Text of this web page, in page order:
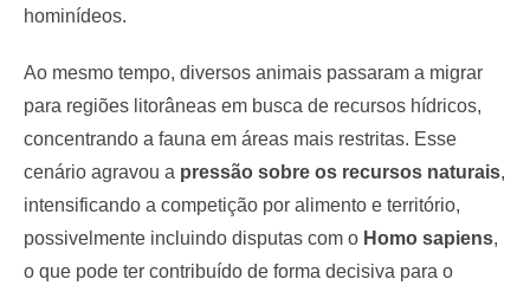
hominídeos.
Ao mesmo tempo, diversos animais passaram a migrar
para regiões litorâneas em busca de recursos hídricos,
concentrando a fauna em áreas mais restritas. Esse
cenário agravou a pressão sobre os recursos naturais,
intensificando a competição por alimento e território,
possivelmente incluindo disputas com o Homo sapiens,
o que pode ter contribuído de forma decisiva para o